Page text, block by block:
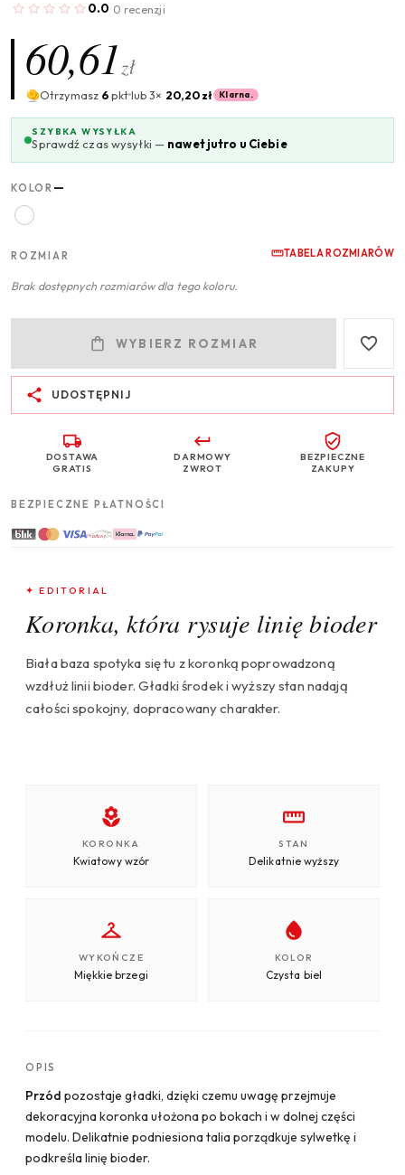
0.0· 0 recenzji
60,61zł
Otrzymasz 6pktlub 3× 20,20 zł Klarna.
SZYBKA WYSYŁKA
Sprawdź czas wysyłki — nawet jutro u Ciebie
KOLOR —
ROZMIAR TABELA ROZMIARÓW
Brak dostępnych rozmiarów dla tego koloru.
WYBIERZ ROZMIAR
UDOSTĘPNIJ
DOSTAWA
GRATIS
DARMOWY
ZWROT
BEZPIECZNE
ZAKUPY
BEZPIECZNE PŁATNOŚCI
✦ EDITORIAL
Koronka, która rysuje linię bioder
Biała baza spotyka się tu z koronką poprowadzoną
wzdłuż linii bioder. Gładki środek i wyższy stan nadają
całości spokojny, dopracowany charakter.
KORONKA
Kwiatowy wzór
STAN
Delikatnie wyższy
WYKOŃCZE
Miękkie brzegi
KOLOR
Czysta biel
OPIS
Przód pozostaje gładki, dzięki czemu uwagę przejmuje
dekoracyjna koronka ułożona po bokach i w dolnej części
modelu. Delikatnie podniesiona talia porządkuje sylwetkę i
podkreśla linię bioder.